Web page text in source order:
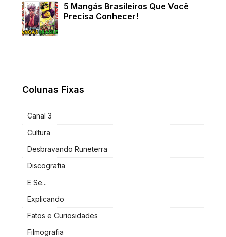
5 Mangás Brasileiros Que Você
Precisa Conhecer!
Colunas Fixas
Canal 3
Cultura
Desbravando Runeterra
Discografia
E Se...
Explicando
Fatos e Curiosidades
Filmografia